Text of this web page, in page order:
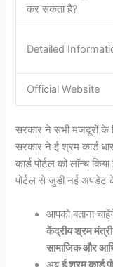
कर सकता है?
Detailed
Official Website
सरकार ने सभी मजदूरों
सरकार ने ई श्रम कार्ड
कार्ड पोर्टल को लॉन्च
पोर्टल से जुडी नई अपडेट
आपको बताना
केंद्रीय श्रम
सामाजिक और